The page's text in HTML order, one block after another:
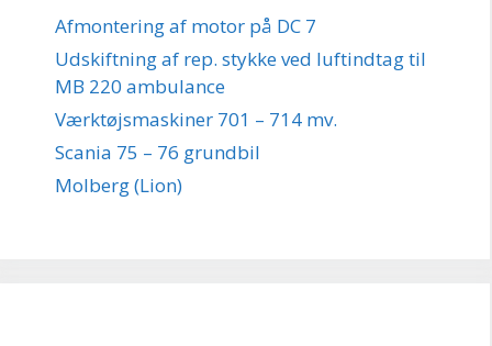
Afmontering af motor på DC 7
Udskiftning af rep. stykke ved luftindtag til
MB 220 ambulance
Værktøjsmaskiner 701 – 714 mv.
Scania 75 – 76 grundbil
Molberg (Lion)